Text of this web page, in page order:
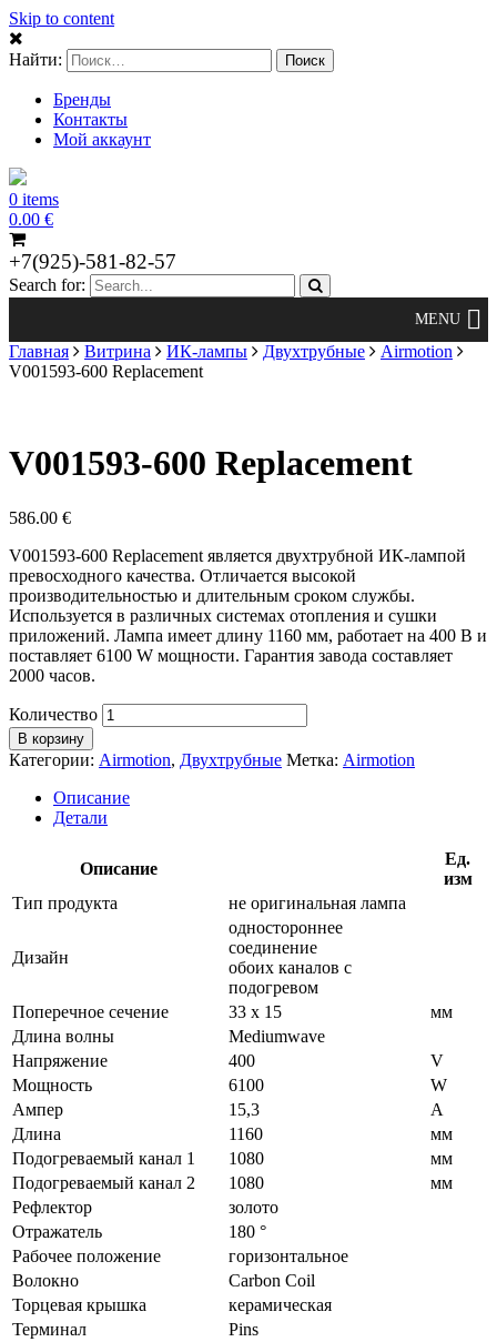
Skip to content
Найти:
Бренды
Контакты
Мой аккаунт
0 items
0.00 €
+7(925)-581-82-57
Search for:
Главная Витрина ИК-лампы Двухтрубные
Airmotion
V001593-600 Replacement
V001593-600 Replacement
586.00 €
V001593-600 Replacement является двухтрубной ИК-лампой
превосходного качества. Отличается высокой
производительностью и длительным сроком службы.
Используется в различных системах отопления и сушки
приложений. Лампа имеет длину 1160 мм, работает на 400 В и
поставляет 6100 W мощности. Гарантия завода составляет
2000 часов.
Количество
В корзину
Категории: Airmotion, Двухтрубные Метка: Airmotion
Описание
Детали
Описание
Ед.
изм
Тип продукта
не оригинальная лампа
Дизайн
одностороннее
соединение
обоих каналов с
подогревом
Поперечное сечение
33 х 15
мм
Длина волны
Mediumwave
Напряжение
400
V
Мощность
6100
W
Ампер
15,3
A
Длина
1160
мм
Подогреваемый канал 1
1080
мм
Подогреваемый канал 2
1080
мм
Рефлектор
золото
Отражатель
180 °
Рабочее положение
горизонтальное
Волокно
Carbon Coil
Торцевая крышка
керамическая
Терминал
Pins